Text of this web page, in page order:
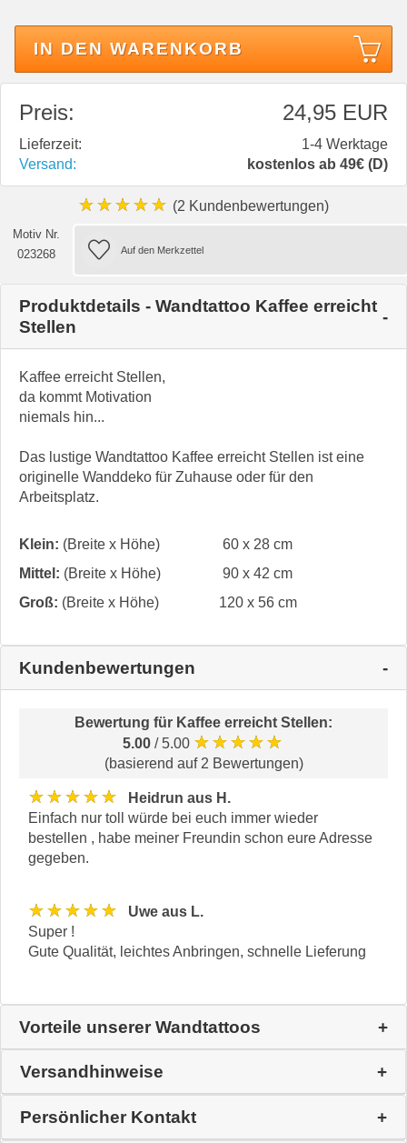
IN DEN WARENKORB
Preis: 24,95 EUR
Lieferzeit:
1-4 Werktage
Versand:
kostenlos ab 49€ (D)
★★★★★ (2 Kundenbewertungen)
Motiv Nr.
023268
Produktdetails - Wandtattoo Kaffee erreicht
Stellen
Kaffee erreicht Stellen,
da kommt Motivation
niemals hin...
Das lustige Wandtattoo Kaffee erreicht Stellen ist eine
originelle Wanddeko für Zuhause oder für den
Arbeitsplatz.
Klein: (Breite x Höhe)
60 x 28 cm
Mittel: (Breite x Höhe)
90 x 42 cm
Groß: (Breite x Höhe) 120 x 56 cm
Kundenbewertungen
Bewertung für Kaffee erreicht Stellen:
5.00 / 5.00 ★★★★★
(basierend auf 2 Bewertungen)
★★★★★
Heidrun aus H.
Einfach nur toll würde bei euch immer wieder
bestellen , habe meiner Freundin schon eure Adresse
gegeben.
★★★★★
Uwe aus L.
Super !
Gute Qualität, leichtes Anbringen, schnelle Lieferung
Vorteile unserer Wandtattoos
Versandhinweise
Persönlicher Kontakt